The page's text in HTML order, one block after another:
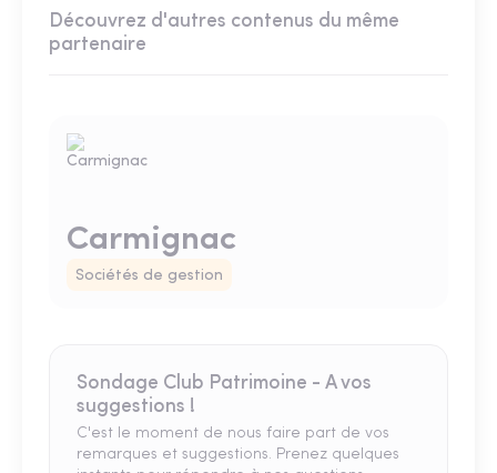
Découvrez d'autres contenus du même
partenaire
Carmignac
Sociétés de gestion
Sondage Club Patrimoine - A vos
suggestions !
C'est le moment de nous faire part de vos
remarques et suggestions. Prenez quelques